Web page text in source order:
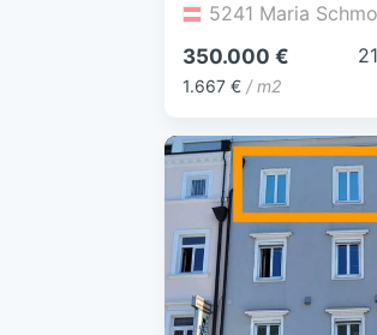
5241 Maria
350.000 €
1.667 € / m2